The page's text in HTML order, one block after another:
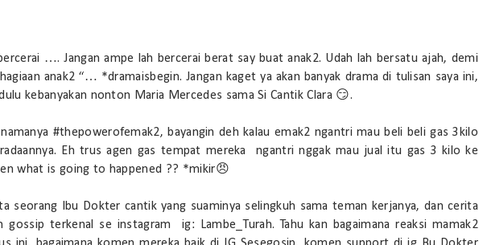
…. Jangan ampe lah bercerai berat say buat anak2. Udah lah bersatu ajah, demi
anak2 “… *dramaisbegin. Jangan kaget ya akan banyak drama di tulisan saya ini,
kebanyakan nonton Maria Mercedes sama Si Cantik Clara 😏.
#thepowerofemak2, bayangin deh kalau emak2 ngantri mau beli beli gas 3kilo
Eh trus agen gas tempat mereka ngantri nggak mau jual itu gas 3 kilo ke
what is going to happened ?? *mikir😠
seorang Ibu Dokter cantik yang suaminya selingkuh sama teman kerjanya, dan cerita
terkenal se instagram ig: Lambe_Turah. Tahu kan bagaimana reaksi mamak2